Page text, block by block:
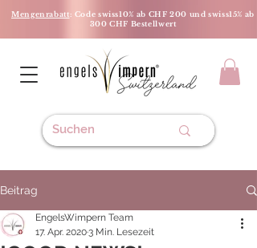
Mengenrabatt: Code swiss10% ab CHF 200 und swiss15% ab
300 CHF Bestellwert
Beitrag
EngelsWimpern Team
17. Apr. 20203 Min. Lesezeit